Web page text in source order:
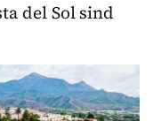
del Sol sind